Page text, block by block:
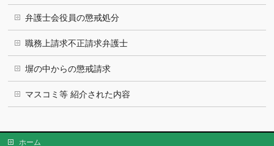
弁護士会役員の懲戒処分
職務上請求不正請求弁護士
塀の中からの懲戒請求
マスコミ等 紹介された内容
ホーム